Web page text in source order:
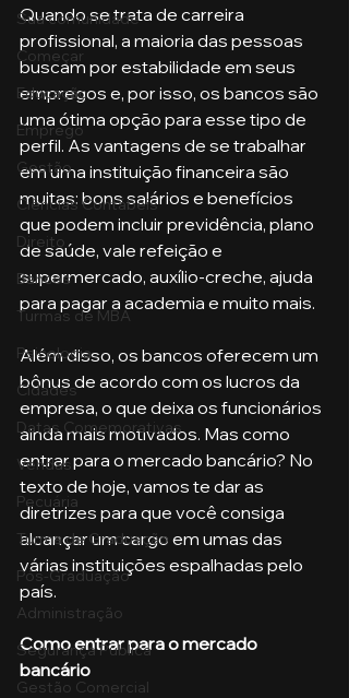
Sua comunidade
Começar
Educação
Emprego
Gestão
Ciências Contábeis
Direito
Bancos
Turmas de MBA
Psicologia
Cidades
Datas Comemorativas
Vendas
Pecuária
Turma de Graduação
Pós-Graduação
Administração
Segurança Publica
Gestão Comercial
Quando se trata de carreira
profissional, a maioria das pessoas
buscam por estabilidade em seus
empregos e, por isso, os bancos são
uma ótima opção para esse tipo de
perfil. As vantagens de se trabalhar
em uma instituição financeira são
muitas: bons salários e benefícios
que podem incluir previdência, plano
de saúde, vale refeição e
supermercado, auxílio-creche, ajuda
para pagar a academia e muito mais.
Além disso, os bancos oferecem um
bônus de acordo com os lucros da
empresa, o que deixa os funcionários
ainda mais motivados. Mas como
entrar para o mercado bancário? No
texto de hoje, vamos te dar as
diretrizes para que você consiga
alcançar um cargo em umas das
várias instituições espalhadas pelo
país.
Como entrar para o mercado
bancário